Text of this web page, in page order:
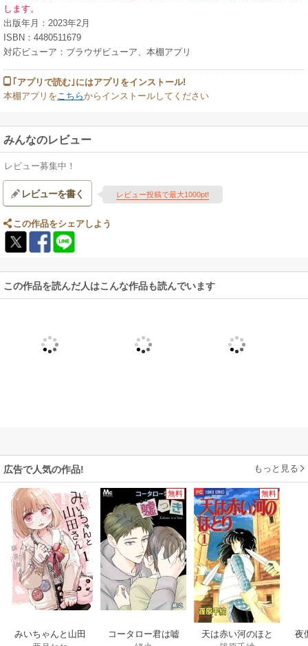
します。
出版年月：2023年2月
ISBN：4480511679
対応ビューア：ブラウザビューア、本棚アプリ
｢アプリで読む｣にはアプリをインストール!
本棚アプリを こちらからインストールしてください
みんなのレビュー
レビュー募集中！
レビューを書く レビュー投稿で最大1000pt!
この作品をシェアしよう
この作品を読んだ人はこんな作品も読んでいます
広告で人気の作品! もっと見る
みいちゃんと山田
無料
コータロー君は嘘
無料
天は赤い河のほと
夜